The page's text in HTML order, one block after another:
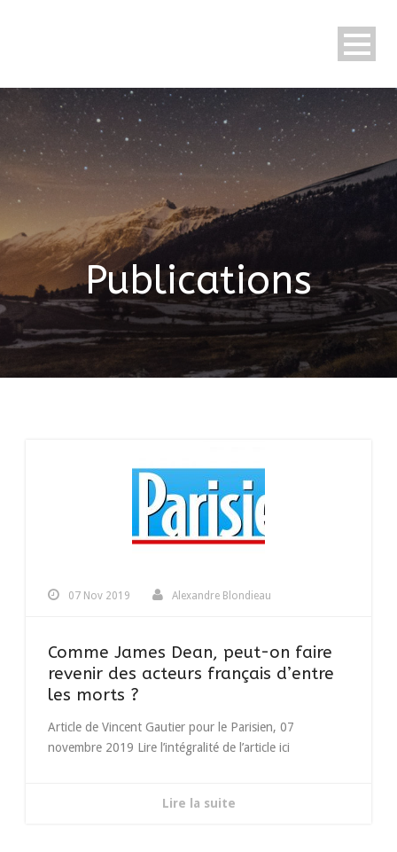
Publications
07 Nov 2019 Alexandre Blondieau
Comme James Dean, peut-on faire
revenir des acteurs français d’entre
les morts ?
Article de Vincent Gautier pour le Parisien, 07
novembre 2019 Lire l’intégralité de l’article ici
Lire la suite